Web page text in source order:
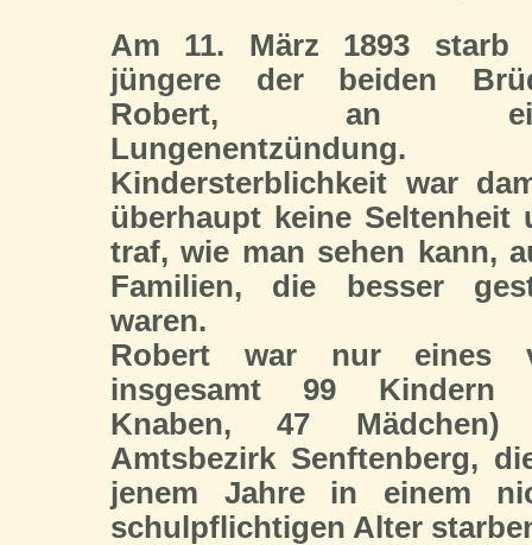
Am 11. März 1893 starb
jüngere der beiden
Robert, an
Lungenentzündung.
Kindersterblichkeit war
überhaupt keine Seltenheit
traf, wie man sehen kann,
Familien, die besser
waren.
Robert war nur eines
insgesamt 99 Kindern
Knaben, 47 Mädchen)
Amtsbezirk Senftenberg,
jenem Jahre in einem
schulpflichtigen Alter